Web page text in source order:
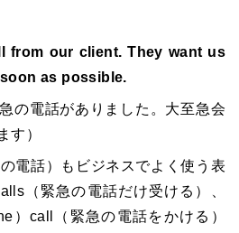
from our client. They want us
as possible.
の電話がありました。大至急会
す）
電話）もビジネスでよく使う表
（緊急の電話だけ受ける）、
）call（緊急の電話をかける）